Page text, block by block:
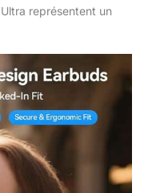
représentent un